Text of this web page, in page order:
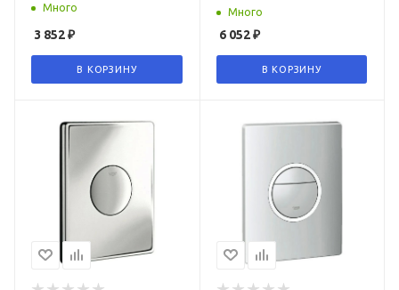
Много
3 852₽
В КОРЗИНУ
Много
6 052₽
В КОРЗИНУ